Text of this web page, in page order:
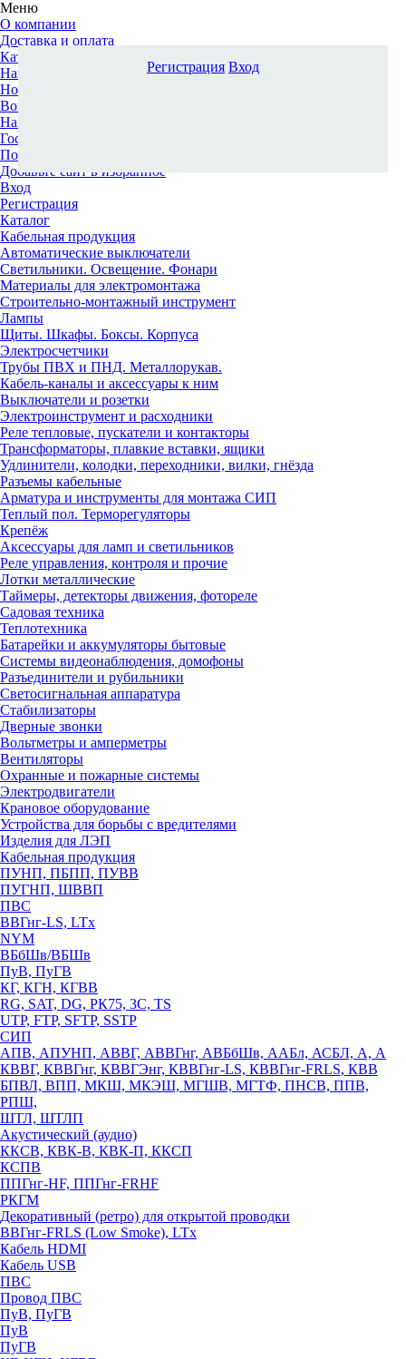
Меню
О компании
Доставка и оплата
Каталог
Наши офисы
Новости и новинки
Вопрос-ответ
Наша команда
Гос. заказчикам
Поставщикам
Добавьте сайт в избранное
Вход
Регистрация
Каталог
Кабельная продукция
Автоматические выключатели
Светильники. Освещение. Фонари
Материалы для электромонтажа
Строительно-монтажный инструмент
Лампы
Щиты. Шкафы. Боксы. Корпуса
Электросчетчики
Трубы ПВХ и ПНД. Металлорукав.
Кабель-каналы и аксессуары к ним
Выключатели и розетки
Электроинструмент и расходники
Реле тепловые, пускатели и контакторы
Трансформаторы, плавкие вставки, ящики
Удлинители, колодки, переходники, вилки, гнёзда
Разъемы кабельные
Арматура и инструменты для монтажа СИП
Теплый пол. Терморегуляторы
Крепёж
Аксессуары для ламп и светильников
Реле управления, контроля и прочие
Лотки металлические
Таймеры, детекторы движения, фотореле
Садовая техника
Теплотехника
Батарейки и аккумуляторы бытовые
Системы видеонаблюдения, домофоны
Разъединители и рубильники
Светосигнальная аппаратура
Стабилизаторы
Дверные звонки
Вольтметры и амперметры
Вентиляторы
Охранные и пожарные системы
Электродвигатели
Крановое оборудование
Устройства для борьбы с вредителями
Изделия для ЛЭП
Кабельная продукция
ПУНП, ПБПП, ПУВВ
ПУГНП, ШВВП
ПВС
ВВГнг-LS, LTx
NYM
ВБбШв/ВБШв
ПуВ, ПуГВ
КГ, КГН, КГВВ
RG, SAT, DG, РК75, 3С, TS
UTP, FTP, SFTP, SSTP
СИП
АПВ, АПУНП, АВВГ, АВВГнг, АВБбШв, ААБл, АСБЛ, А, А
КВВГ, КВВГнг, КВВГЭнг, КВВГнг-LS, КВВГнг-FRLS, КВВ
БПВЛ, ВПП, МКШ, МКЭШ, МГШВ, МГТФ, ПНСВ, ППВ,
РПШ,
ШТЛ, ШТЛП
Акустический (аудио)
ККСВ, КВК-В, КВК-П, ККСП
КСПВ
ППГнг-HF, ППГнг-FRHF
РКГМ
Декоративный (ретро) для открытой проводки
ВВГнг-FRLS (Low Smoke), LTx
Кабель HDMI
Кабель USB
ПВС
Провод ПВС
ПуВ, ПуГВ
ПуВ
ПуГВ
Регистрация Вход